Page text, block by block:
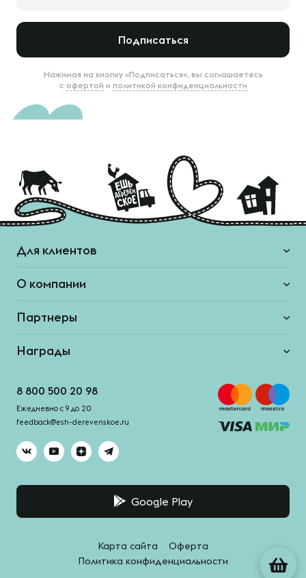
Подписаться
Нажимая на кнопку «Подписаться», вы соглашаетесь
с офертой и политикой конфиденциальности
Для клиентов
О компании
Партнеры
Награды
8 800 500 20 98
Ежедневно с 9 до 20
feedback@esh-derevenskoe.ru
Google Play
Карта сайта
Оферта
Политика конфиденциальности